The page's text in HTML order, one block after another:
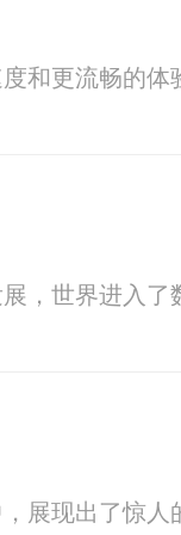
和更流畅的
，世界进入
展现出了惊人